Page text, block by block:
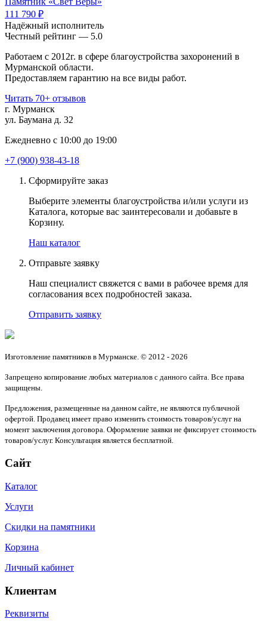
111 790 ₽
Надёжный исполнитель
Чеcтный рейтинг — 5.0
Работаем с 2012г. в сфере благоустройства захоронений в
Мурманской области.
Предоставляем гарантию на все виды работ.
Читать 70+ отзывов
г. Мурманск
ул. Баумана д. 32
Ежедневно с 10:00 до 19:00
+7 (900) 938-43-18
Сформируйте заказ
Выберите элементы благоустройства и/или услуги из
Каталога, которые вас заинтересовали и добавьте в
Корзину.
Наш каталог
Отправьте заявку
Наш специалист свяжется с вами в рабочее время для
согласования всех подробностей заказа.
Отправить заявку
Изготовление памятников в Мурманске. © 2012 - 2026
Запрещено копирование любых материалов с данного сайта. Все права
защищены.
Предложения, размещенные на данном сайте, не являются публичной
офертой. Продавец имеет право изменить стоимость товаров/услуг на
момент заключения договора. Оформление заявки не фиксирует стоимость
товаров/услуг. Консультация является бесплатной.
Сайт
Каталог
Услуги
Скидки на памятники
Корзина
Личный кабинет
Клиентам
Реквизиты